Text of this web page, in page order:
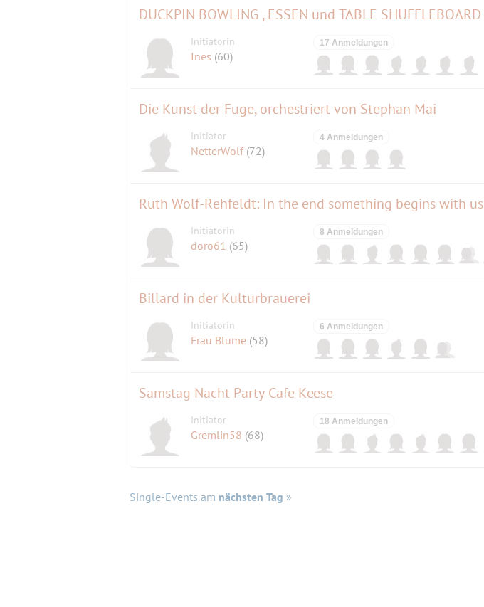
DUCKPIN BOWLING , ESSEN und TABLE SHUFFLEBOARD
Initiatorin
Ines (60)
17 Anmeldungen
Die Kunst der Fuge, orchestriert von Stephan Mai
Initiator
NetterWolf (72)
4 Anmeldungen
Ruth Wolf-Rehfeldt: In the end something begins with us
Initiatorin
doro61 (65)
8 Anmeldungen
Billard in der Kulturbrauerei
Initiatorin
Frau Blume (58)
6 Anmeldungen
Samstag Nacht Party Cafe Keese
Initiator
Gremlin58 (68)
18 Anmeldungen
Single-Events am nächsten Tag »